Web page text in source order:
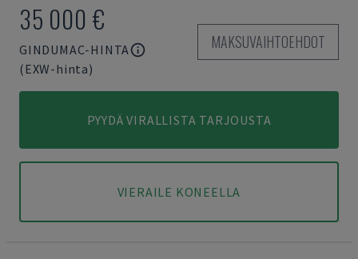
35 000 €
GINDUMAC-HINTA
(EXW-hinta)
MAKSUVAIHTOEHDOT
PYYDÄ VIRALLISTA TARJOUSTA
VIERAILE KONEELLA